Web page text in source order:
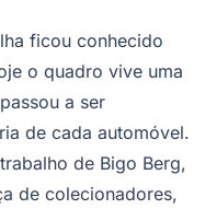
ficou conhecido
o quadro vive uma
a ser
de cada automóvel.
de Bigo Berg,
de colecionadores,